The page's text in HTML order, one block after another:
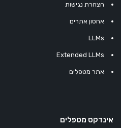
הצהרת נגישות
אחסון אתרים
LLMs
Extended LLMs
אתר מטפלים
אינדקס מטפלים